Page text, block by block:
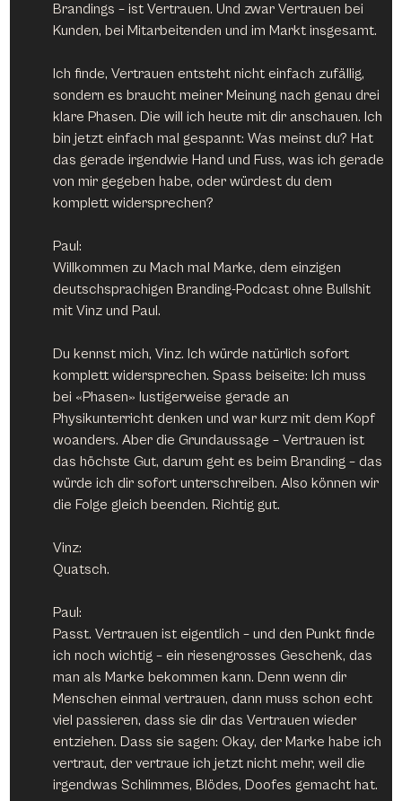
Brandings – ist Vertrauen. Und zwar Vertrauen bei
Kunden, bei Mitarbeitenden und im Markt insgesamt.
Ich finde, Vertrauen entsteht nicht einfach zufällig,
sondern es braucht meiner Meinung nach genau drei
klare Phasen. Die will ich heute mit dir anschauen. Ich
bin jetzt einfach mal gespannt: Was meinst du? Hat
das gerade irgendwie Hand und Fuss, was ich gerade
von mir gegeben habe, oder würdest du dem
komplett widersprechen?
Paul:
Willkommen zu Mach mal Marke, dem einzigen
deutschsprachigen Branding-Podcast ohne Bullshit
mit Vinz und Paul.
Du kennst mich, Vinz. Ich würde natürlich sofort
komplett widersprechen. Spass beiseite: Ich muss
bei «Phasen» lustigerweise gerade an
Physikunterricht denken und war kurz mit dem Kopf
woanders. Aber die Grundaussage – Vertrauen ist
das höchste Gut, darum geht es beim Branding – das
würde ich dir sofort unterschreiben. Also können wir
die Folge gleich beenden. Richtig gut.
Vinz:
Quatsch.
Paul:
Passt. Vertrauen ist eigentlich – und den Punkt finde
ich noch wichtig – ein riesengrosses Geschenk, das
man als Marke bekommen kann. Denn wenn dir
Menschen einmal vertrauen, dann muss schon echt
viel passieren, dass sie dir das Vertrauen wieder
entziehen. Dass sie sagen: Okay, der Marke habe ich
vertraut, der vertraue ich jetzt nicht mehr, weil die
irgendwas Schlimmes, Blödes, Doofes gemacht hat.